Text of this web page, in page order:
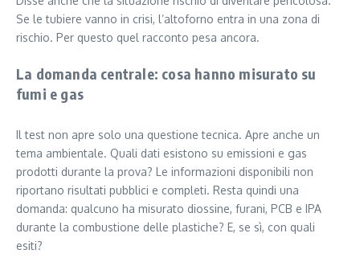
Se le tubiere vanno in crisi, l’altoforno entra in una zona di
rischio. Per questo quel racconto pesa ancora.
La domanda centrale: cosa hanno misurato su
fumi e gas
Il test non apre solo una questione tecnica. Apre anche un
tema ambientale. Quali dati esistono su emissioni e gas
prodotti durante la prova? Le informazioni disponibili non
riportano risultati pubblici e completi. Resta quindi una
domanda: qualcuno ha misurato diossine, furani, PCB e IPA
durante la combustione delle plastiche? E, se sì, con quali
esiti?